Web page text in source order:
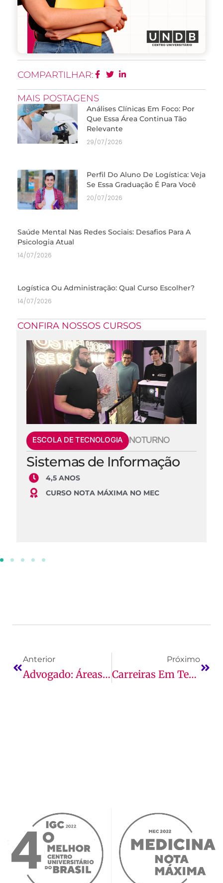
COMPARTILHAR:
MAIS POSTAGENS
Análises Clínicas Em Foco: Por
Que Essa Área Continua Tão
Relevante
29/07/2026
Perfil Do Aluno De Logística: Veja
Se Essa Graduação É Para Você
20/07/2026
Saúde Mental Nas Redes Sociais: Desafios Para A
Psicologia Atual
14/07/2026
Logística Ou Administração: Qual Curso Escolher?
14/07/2026
CONFIRA NOSSOS CURSOS
ESCOLA DE TECNOLOGIA NOTURNO
Sistemas de Informação
4,5 ANOS
CURSO NOTA MÁXIMA NO MEC
Anterior
Advogado: Áreas De Atuação, Dinâmica Do Mercado De Trabalho E Mais!
Próximo
Carreiras Em Tecnologia: Conheça Profissões Do Futuro E Oportunidades